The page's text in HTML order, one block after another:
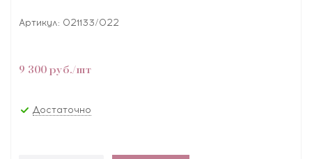
Артикул: 021133/022
9 300 руб./шт
Достаточно